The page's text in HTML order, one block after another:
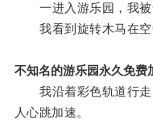
一进入游乐园，我被
我看到旋转木马在空
不知名的游乐园永久免费
我沿着彩色轨道行走
人心跳加速。